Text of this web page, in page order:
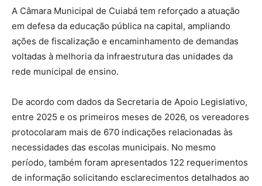
A Câmara Municipal de Cuiabá tem reforçado a atuação
em defesa da educação pública na capital, ampliando
ações de fiscalização e encaminhamento de demandas
voltadas à melhoria da infraestrutura das unidades da
rede municipal de ensino.
De acordo com dados da Secretaria de Apoio Legislativo,
entre 2025 e os primeiros meses de 2026, os vereadores
protocolaram mais de 670 indicações relacionadas às
necessidades das escolas municipais. No mesmo
período, também foram apresentados 122 requerimentos
de informação solicitando esclarecimentos detalhados ao